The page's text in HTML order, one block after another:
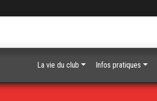
La vie du club Infos pratiques